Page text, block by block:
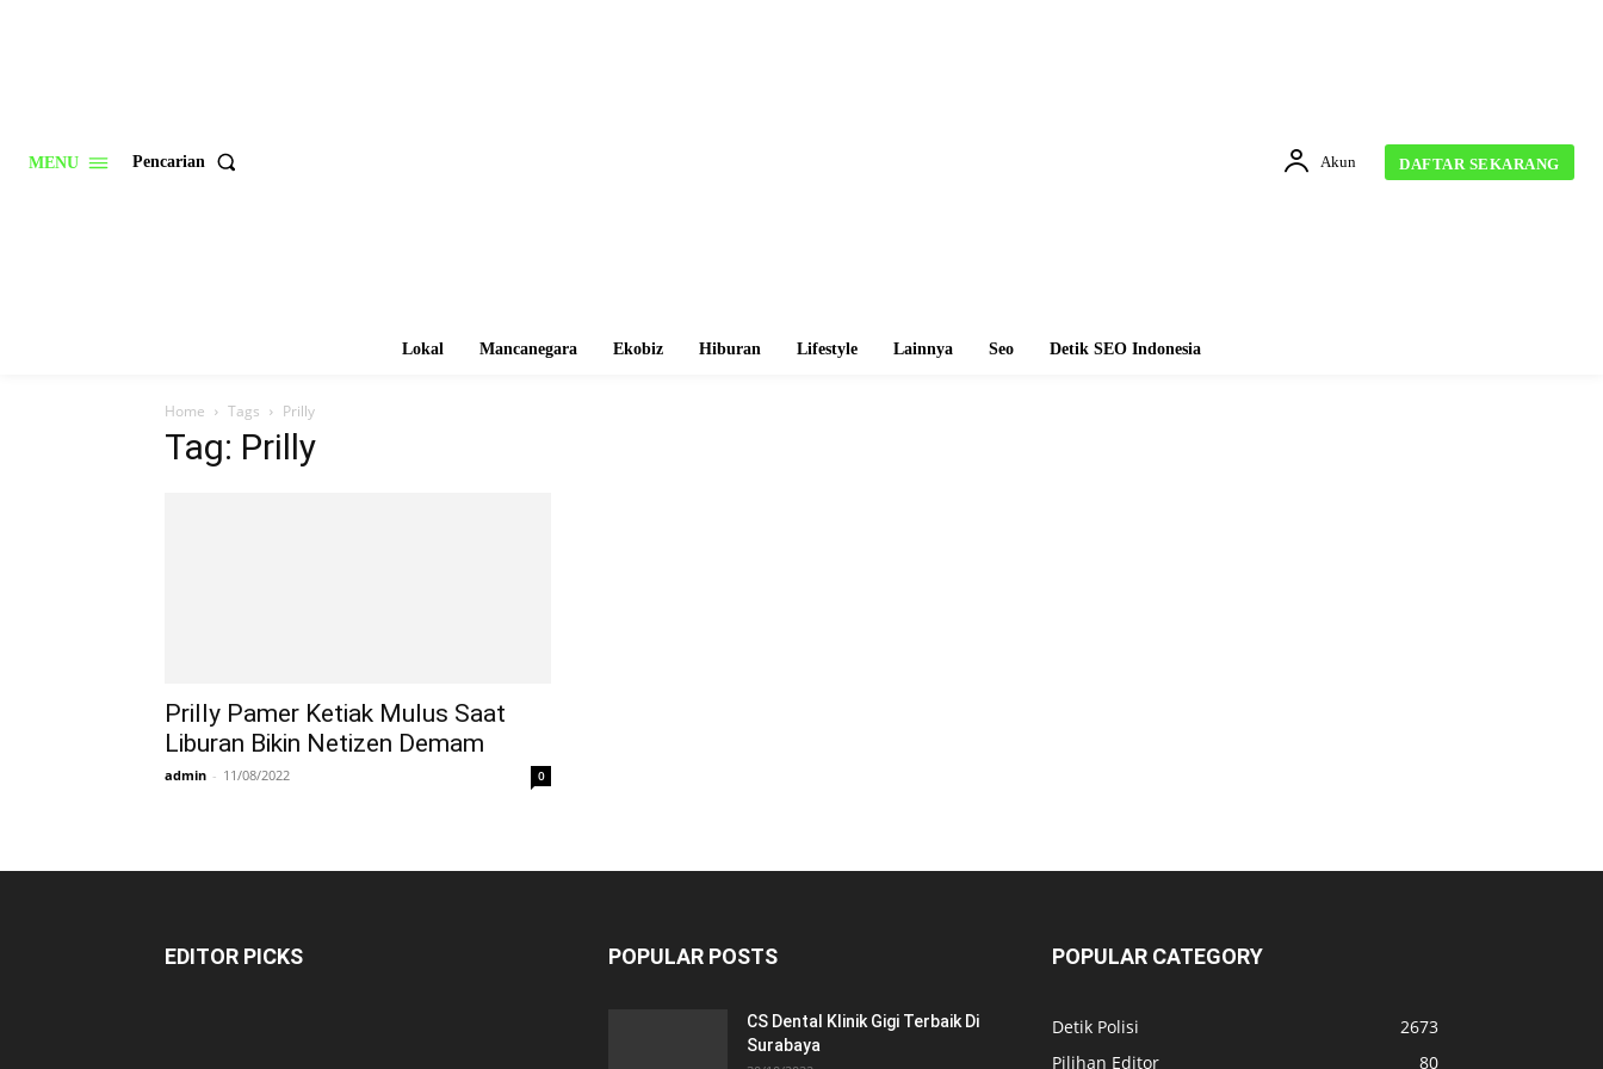
MENU Pencarian Akun DAFTAR SEKARANG
Lokal Mancanegara Ekobiz Hiburan Lifestyle Lainnya Seo Detik SEO Indonesia
Home Tags Prilly
Tag: Prilly
Prilly Pamer Ketiak Mulus Saat
Liburan Bikin Netizen Demam
admin - 11/08/2022 0
EDITOR PICKS POPULAR POSTS
CS Dental Klinik Gigi Terbaik Di
Surabaya
POPULAR CATEGORY
Detik Polisi
2673
Pilihan Editor
80